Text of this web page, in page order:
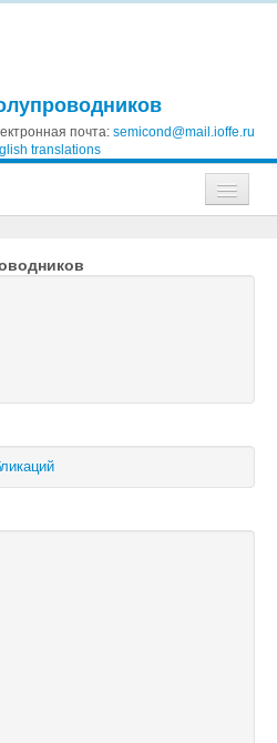
почта: semicond@mail.ioffe.ru
translations
физики
физики